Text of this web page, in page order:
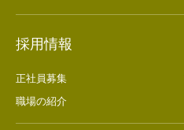
採用情報
正社員募集
職場の紹介